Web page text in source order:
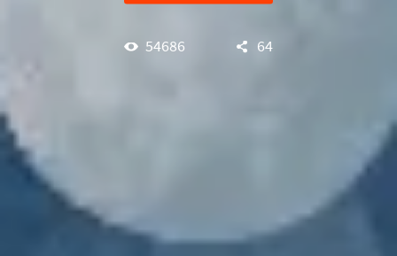
54686 64